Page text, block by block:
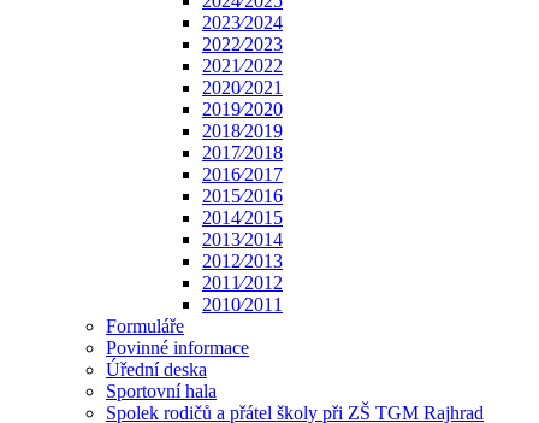
2023⁄2024
2022⁄2023
2021⁄2022
2020⁄2021
2019⁄2020
2018⁄2019
2017⁄2018
2016⁄2017
2015⁄2016
2014⁄2015
2013⁄2014
2012⁄2013
2011⁄2012
2010⁄2011
Formuláře
Povinné informace
Úřední deska
Sportovní hala
Spolek rodičů a přátel školy při ZŠ TGM Rajhrad